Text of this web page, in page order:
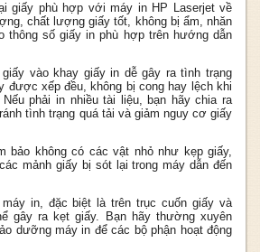
giấy phù hợp với máy in HP Laserjet về
chất lượng giấy tốt, không bị ẩm, nhăn
thông số giấy in phù hợp trên hướng dẫn
giấy vào khay giấy in dễ gây ra tình trạng
được xếp đều, không bị cong hay lệch khi
phải in nhiều tài liệu, bạn hãy chia ra
tình trạng quá tải và giảm nguy cơ giấy
bảo không có các vật nhỏ như kẹp giấy,
mảnh giấy bị sót lại trong máy dẫn đến
in, đặc biệt là trên trục cuốn giấy và
gây ra kẹt giấy. Bạn hãy thường xuyên
dưỡng máy in để các bộ phận hoạt động